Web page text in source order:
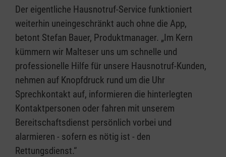
Der eigentliche Hausnotruf-Service funktioniert
weiterhin uneingeschränkt auch ohne die App,
betont Stefan Bauer, Produktmanager. „Im Kern
kümmern wir Malteser uns um schnelle und
professionelle Hilfe für unsere Hausnotruf-Kunden,
nehmen auf Knopfdruck rund um die Uhr
Sprechkontakt auf, informieren die hinterlegten
Kontaktpersonen oder fahren mit unserem
Bereitschaftsdienst persönlich vorbei und
alarmieren - sofern es nötig ist - den
Rettungsdienst.“